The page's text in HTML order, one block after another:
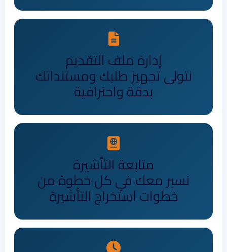
إدارة ملف التقديم
نتولى تجهيز طلبك ومستنداتك
بدقة واحترافية
متابعة التأشيرة
نسير معك في كل خطوة من
خطوات استخراج التأشيرة